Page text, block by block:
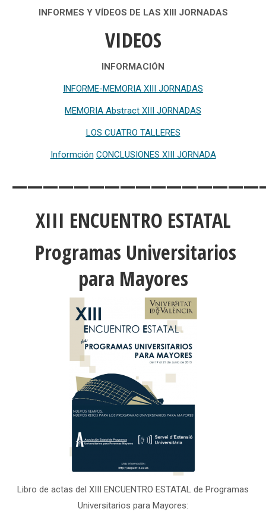
INFORMES Y VÍDEOS DE LAS XIII JORNADAS
VIDEOS
INFORMACIÓN
INFORME-MEMORIA XIII JORNADAS
MEMORIA Abstract XIII JORNADAS
LOS CUATRO TALLERES
Informción CONCLUSIONES XIII JORNADA
XIII ENCUENTRO ESTATAL
Programas Universitarios
para Mayores
Libro de actas del XIII ENCUENTRO ESTATAL de Programas
Universitarios para Mayores: